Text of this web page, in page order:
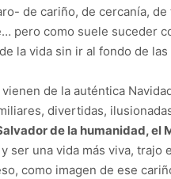
de cariño, de cercanía,
pero como suele suceder
la vida sin ir al fondo de
de la auténtica
divertidas,
de la humanidad, el
ser una vida más viva,
como imagen de ese